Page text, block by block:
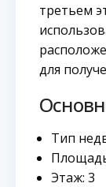
третьем
для
Тип
Этаж: 3